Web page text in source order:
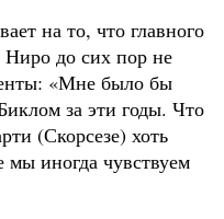
на то, что главного
Ниро до сих пор не
«Мне было бы
за эти годы. Что
(Скорсезе) хоть
иногда чувствуем